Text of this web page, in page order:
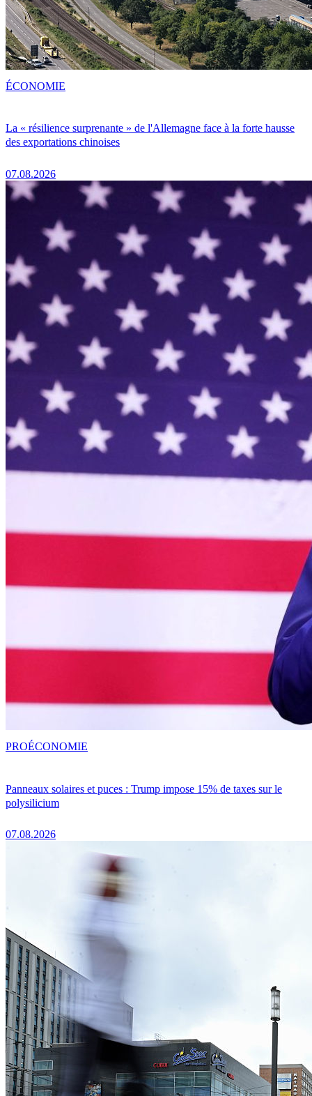
La « résilience surprenante » de l'Allemagne face à la forte hausse
des exportations chinoises
07.08.2026
ÉCONOMIE
Panneaux solaires et puces : Trump impose 15% de taxes sur le
polysilicium
07.08.2026
PROÉCONOMIE